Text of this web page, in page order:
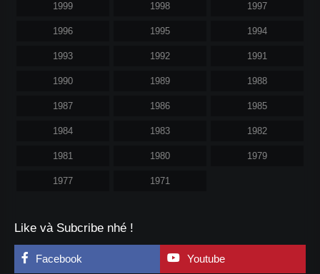
1999 1998 1997
1996 1995 1994
1993 1992 1991
1990 1989 1988
1987 1986 1985
1984 1983 1982
1981 1980 1979
1977 1971
Like và Subcribe nhé !
Facebook Youtube